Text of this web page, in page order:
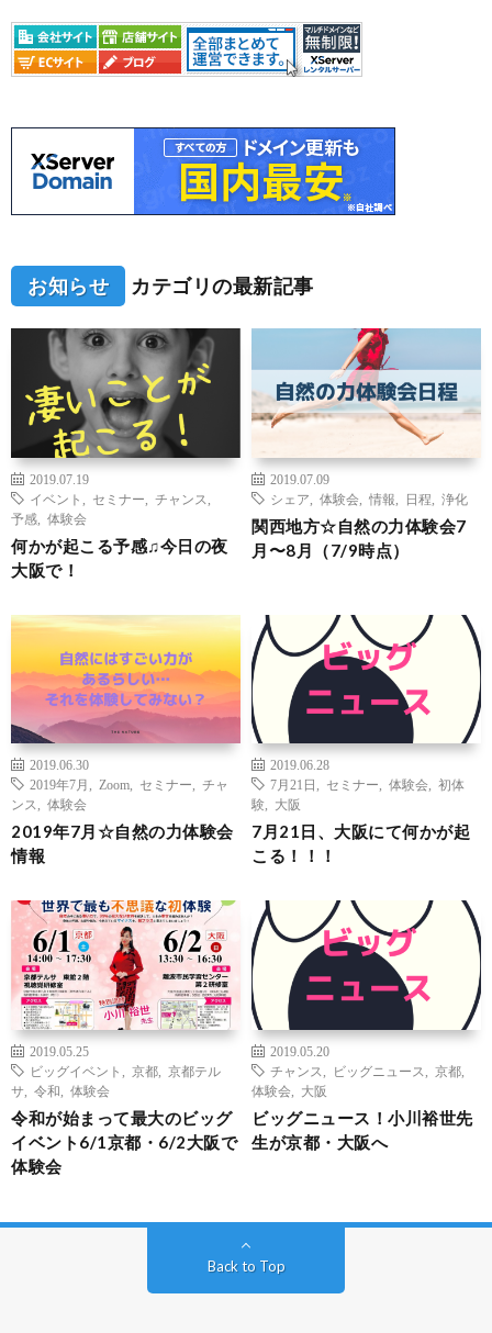
お知らせ カテゴリの最新記事
2019.07.19
イベント
セミナー チャンス
予感
体験会
何かが起こる予感♫今日の夜
大阪で！
2019.07.09
シェア
体験会 情報 日程 浄化
関西地方☆自然の力体験会7
月〜8月（7/9時点）
2019.06.30
2019年7月
Zoom セミナー
チャ
ンス
体験会
2019年7月☆自然の力体験会
情報
2019.06.28
7月21日
セミナー 体験会
初体
験
大阪
7月21日、大阪にて何かが起
こる！！！
2019.05.25
ビッグイベント
京都
京都テル
サ
令和 体験会
令和が始まって最大のビッグ
イベント6/1京都・6/2大阪で
体験会
2019.05.20
チャンス
ビッグニュース 京都
体験会
大阪
ビッグニュース！小川裕世先
生が京都・大阪へ
Back to Top